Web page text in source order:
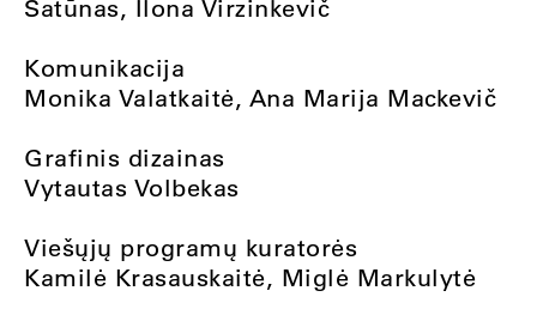
Šatūnas, Ilona Virzinkevič
Komunikacija
Monika Valatkaitė, Ana Marija Mackevič
Grafinis dizainas
Vytautas Volbekas
Viešųjų programų kuratorės
Kamilė Krasauskaitė, Miglė Markulytė